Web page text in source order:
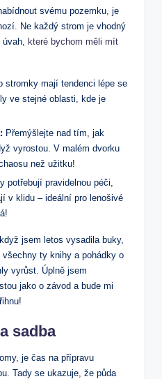
svému pozemku, je
Ne každý strom je vhodný
které bychom měli mít
stromky mají tendenci lépe se
ve stejné oblasti, kde je
Přemýšlejte nad tím, jak
vyrostou. V malém dvorku
než užitku!
potřebují pravidelnou péči,
v klidu – ideální pro lenošivé
jsem letos vysadila buky,
ty knihy a pohádky o
vyrůst. Úplně jsem
jako o závod a bude mi
sadba
je čas na přípravu
Tady se ukazuje, že půda